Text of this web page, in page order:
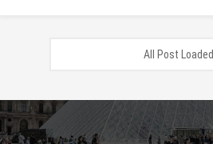
All Post Loaded